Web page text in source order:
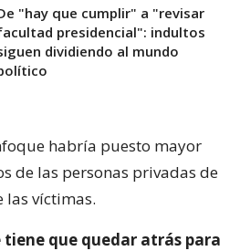
"hay que cumplir" a "revisar
presidencial": indultos
dividiendo al mundo
habría puesto mayor
de las personas privadas de
las víctimas.
que quedar atrás para